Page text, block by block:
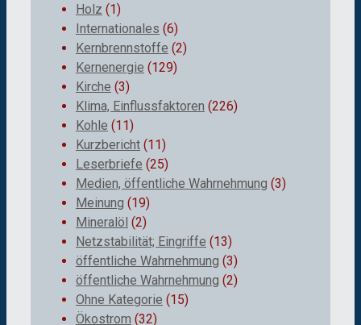
Holz (1)
Internationales (6)
Kernbrennstoffe (2)
Kernenergie (129)
Kirche (3)
Klima, Einflussfaktoren (226)
Kohle (11)
Kurzbericht (11)
Leserbriefe (25)
Medien, öffentliche Wahrnehmung (3)
Meinung (19)
Mineralöl (2)
Netzstabilität; Eingriffe (13)
öffentliche Wahrnehmung (3)
öffentliche Wahrnehmung (2)
Ohne Kategorie (15)
Ökostrom (32)